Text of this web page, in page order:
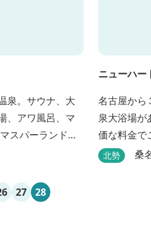
泉。サウナ、大
、アワ風呂、マ
スパーランド、
で２０分）
ニューハー
名古屋から
泉大浴場が
価な料金で
北勢 桑
27 28